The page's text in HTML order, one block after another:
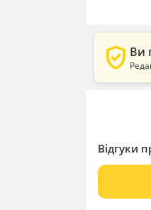
verified_user Ви
Відгуки